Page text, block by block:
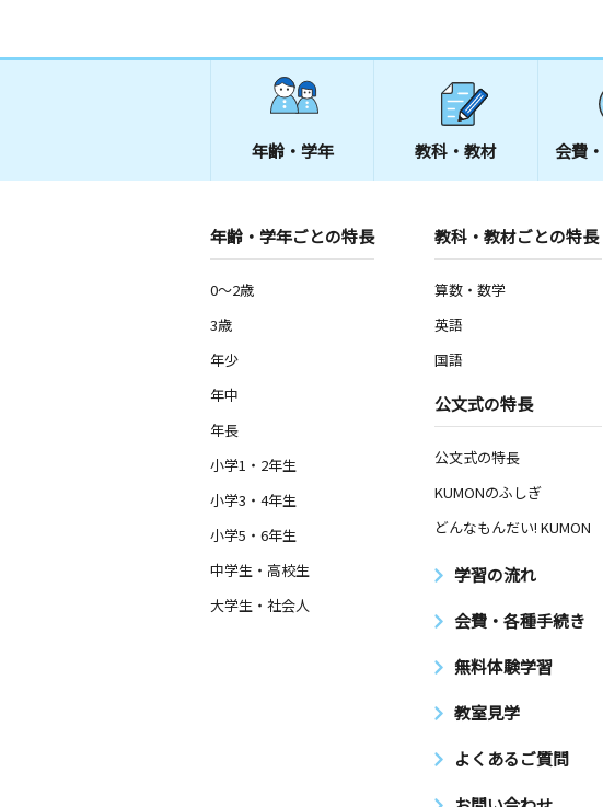
年齢・学年 教科・教材 会費・
年齢・学年ごとの特長
0～2歳
3歳
年少
年中
年長
小学1・2年生
小学3・4年生
小学5・6年生
中学生・高校生
大学生・社会人
教科・教材ごとの特長
算数・数学
英語
国語
公文式の特長
公文式の特長
KUMONのふしぎ
どんなもんだい! KUMON
学習の流れ
会費・各種手続き
無料体験学習
教室見学
よくあるご質問